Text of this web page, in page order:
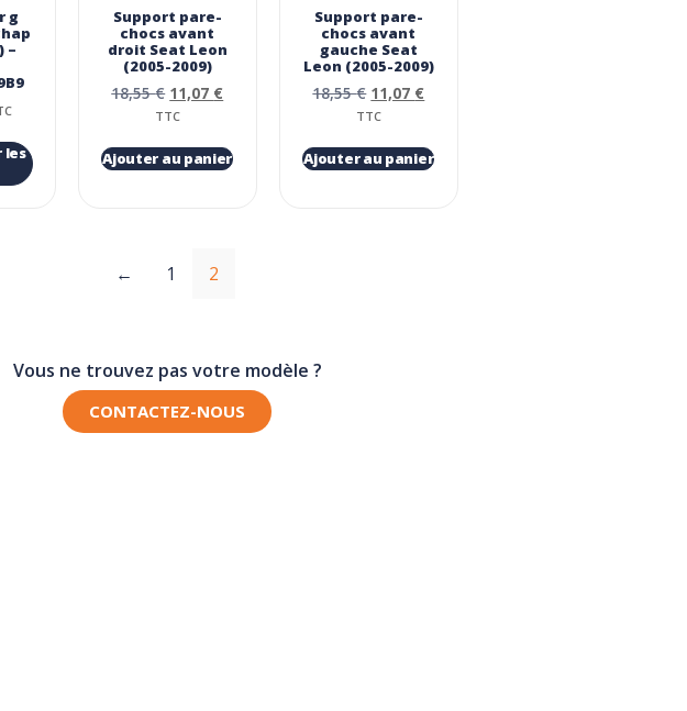
g
–
les
Support pare-
chocs avant
droit Seat Leon
(2005-2009)
18,55€ 11,07 €
TTC
Ajouter au panier
Support pare-
chocs avant
gauche Seat
Leon (2005-2009)
18,55€ 11,07 €
TTC
Ajouter au panier
← 1 2
Vous ne trouvez pas votre modèle ?
CONTACTEZ-NOUS